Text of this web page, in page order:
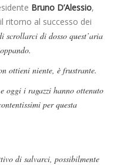
Bruno D’Alessio,
ritorno al successo dei
scrollarci di dosso quest’aria
ottieni niente, è frustrante.
oggi i ragazzi hanno ottenuto
per questa
di salvarci, possibilmente